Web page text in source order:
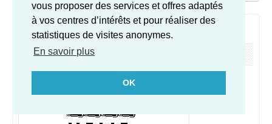
vous proposer des services et offres adaptés
à vos centres d’intérêts et pour réaliser des
statistiques de visites anonymes.
En savoir plus
OK
KAMA
MYTHOLOGIE HINDOUE
Coloriages